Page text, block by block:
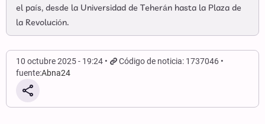
el país, desde la Universidad de Teherán hasta la Plaza de
la Revolución.
10 octubre 2025 - 19:24
Código de noticia: 1737046
fuente:Abna24